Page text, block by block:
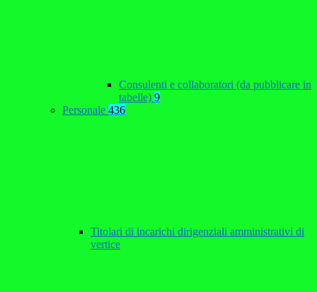
Consulenti e collaboratori (da pubblicare in
tabelle) 9
Personale 436
Titolari di incarichi dirigenziali amministrativi di
vertice